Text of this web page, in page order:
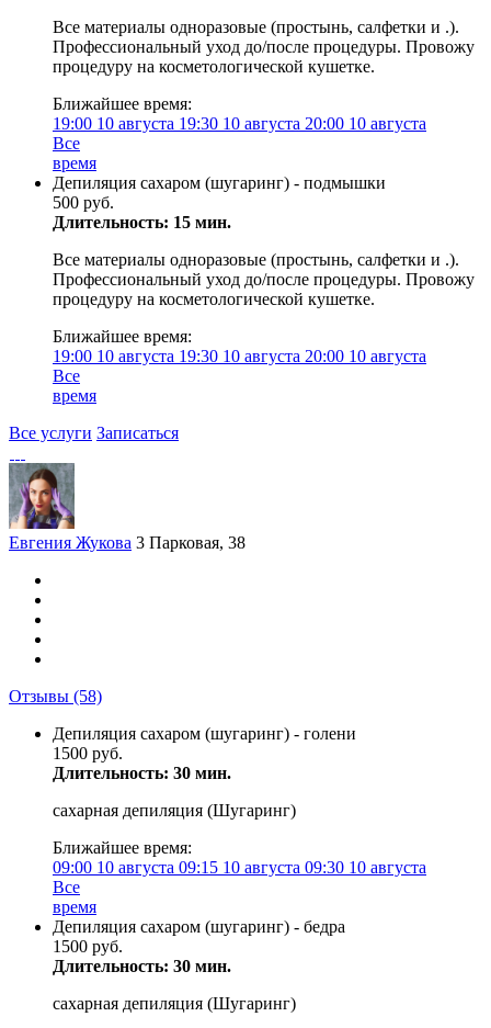
Все материалы одноразовые (простынь, салфетки и .).
Профессиональный уход до/после процедуры. Провожу
процедуру на косметологической кушетке.
Ближайшее время:
19:00 10 августа 19:30 10 августа 20:00 10 августа
Все
время
Депиляция сахаром (шугаринг) - подмышки
500 руб.
Длительность: 15 мин.
Все материалы одноразовые (простынь, салфетки и .).
Профессиональный уход до/после процедуры. Провожу
процедуру на косметологической кушетке.
Ближайшее время:
19:00 10 августа 19:30 10 августа 20:00 10 августа
Все
время
Все услуги Записаться
Евгения Жукова 3 Парковая, 38
Отзывы (58)
Депиляция сахаром (шугаринг) - голени
1500 руб.
Длительность: 30 мин.
сахарная депиляция (Шугаринг)
Ближайшее время:
09:00 10 августа 09:15 10 августа 09:30 10 августа
Все
время
Депиляция сахаром (шугаринг) - бедра
1500 руб.
Длительность: 30 мин.
сахарная депиляция (Шугаринг)